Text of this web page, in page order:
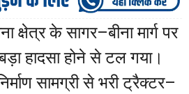
क्षेत्र के सागर–बीना मार्ग पर
हादसा होने से टल गया।
सामग्री से भरी ट्रैक्टर–